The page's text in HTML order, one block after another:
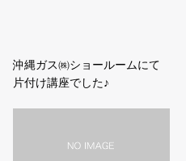
沖縄ガス㈱ショールームにて
片付け講座でした♪